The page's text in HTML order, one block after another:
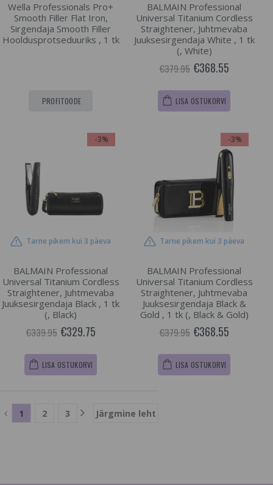
Wella Professionals Pro+
Smooth Filler Flat Iron,
Sirgendaja Smooth Filler
Hooldusprotseduuriks , 1 tk
PROFITOODE
BALMAIN Professional
Universal Titanium Cordless
Straightener, Juhtmevaba
Juuksesirgendaja White , 1 tk
(, White)
€379.95 €368.55
LISA OSTUKORVI
-3%
Tarne pikem kui 3 päeva
BALMAIN Professional
Universal Titanium Cordless
Straightener, Juhtmevaba
Juuksesirgendaja Black , 1 tk
(, Black)
€339.95 €329.75
LISA OSTUKORVI
-3%
Tarne pikem kui 3 päeva
BALMAIN Professional
Universal Titanium Cordless
Straightener, Juhtmevaba
Juuksesirgendaja Black &
Gold , 1 tk (, Black & Gold)
€379.95 €368.55
LISA OSTUKORVI
1 2 3 Järgmine leht